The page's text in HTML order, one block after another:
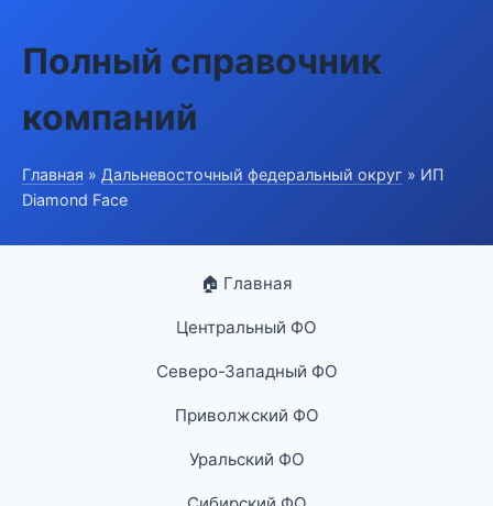
Полный справочник
компаний
Главная » Дальневосточный федеральный округ » ИП
Diamond Face
🏠 Главная
Центральный ФО
Северо-Западный ФО
Приволжский ФО
Уральский ФО